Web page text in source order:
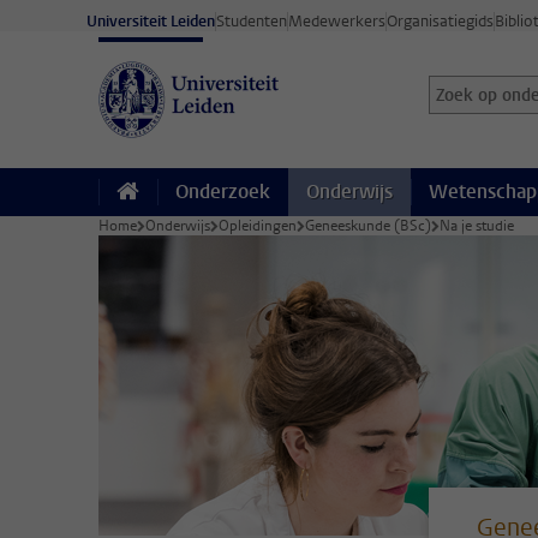
Ga direct naar de inhoud
Universiteit LeidenStudentenMedewerkersOrganisatiegids
Zoek op
Zoekterm
Onderzoek Onderwijs
Home Onderwijs Opleidingen Geneeskunde (BSc) Na je studie